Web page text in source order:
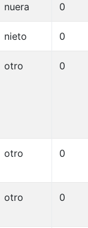
nuera 0
nieto 0
otro 0
otro 0
otro 0